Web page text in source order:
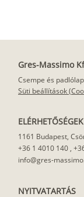
Gres-Massimo
Csempe és
Süti beállítások
ELÉRHETŐSÉGEK
1161 Budapest,
+36 1 4010 140,
info@gres-
NYITVATARTÁS